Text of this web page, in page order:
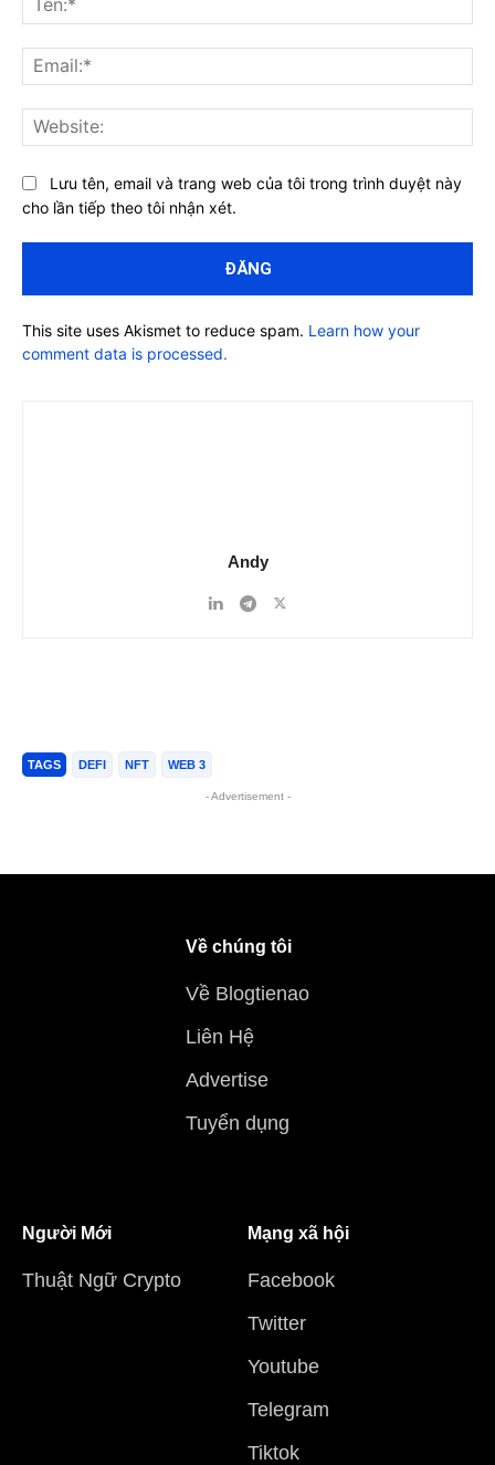
Lưu tên, email và trang web của tôi trong trình duyệt này
cho lần tiếp theo tôi nhận xét.
This site uses Akismet to reduce spam. Learn how your
comment data is processed.
Andy
TAGS DEFI NFT WEB 3
- Advertisement -
Về chúng tôi
Về Blogtienao
Liên Hệ
Advertise
Tuyển dụng
Người Mới
Thuật Ngữ Crypto
Mạng xã hội
Facebook
Twitter
Youtube
Telegram
Tiktok